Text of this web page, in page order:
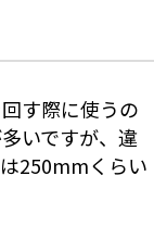
す際に使うの
いですが、違
250mmくらい